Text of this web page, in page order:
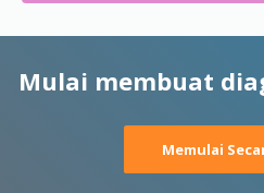
Mulai membuat
Memulai